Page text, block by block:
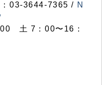
03-3644-7365 / N
土 7：00〜16：